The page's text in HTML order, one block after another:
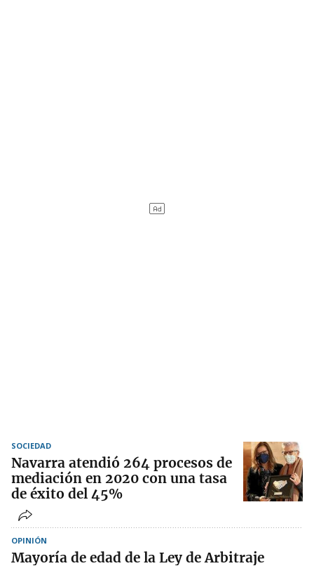
SOCIEDAD
Navarra atendió 264 procesos de
mediación en 2020 con una tasa
de éxito del 45%
OPINIÓN
Mayoría de edad de la Ley de Arbitraje